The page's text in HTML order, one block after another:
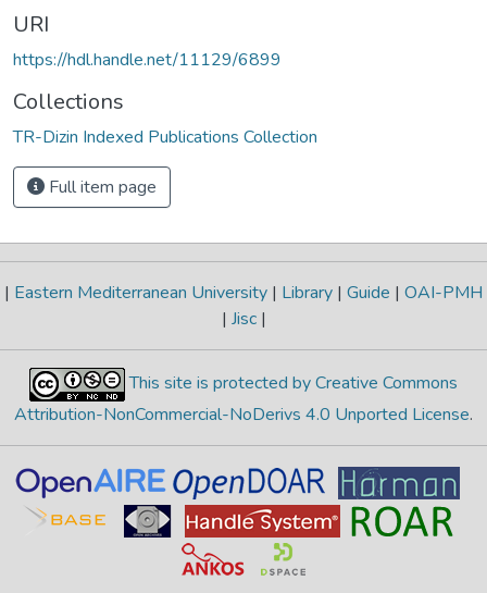
URI
https://hdl.handle.net/11129/6899
Collections
TR-Dizin Indexed Publications Collection
Full item page
| Eastern Mediterranean University | Library | Guide | OAI-PMH
| Jisc |
This site is protected by Creative Commons
Attribution-NonCommercial-NoDerivs 4.0 Unported License.